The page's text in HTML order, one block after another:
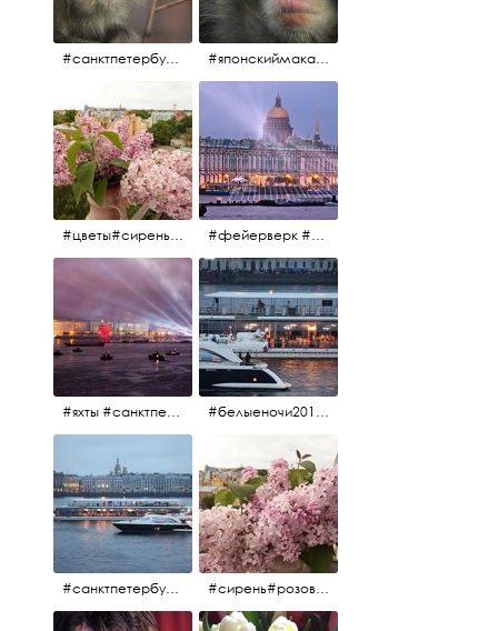
#санктпетербург #macacafuscata #macaca #ленинградскийзоопарк #снежнаяобезьяна #японскиймакак #макака #зоопарк #японскиймакак#снежнаяобезьяна#приматы#макака#зоопарк#животные#ленинградскийзоопарк#macaca#macacafuscata#санктпетербург
#цветы#сирень #розоваясирень #натюрморт #натюрмортсцветами #весна2012 #пробуждение #фейерверк #салют #парусник #санктпетербург #белыеночи2012 #белыеночи #алыепаруса2012 #алыепаруса #нева
#яхты #санктпетербург #нева #белыеночи2012 #алыепаруса #алыепаруса2012#парусник#салют#фейерверк #белыеночи2012 #белыеночи #2012 #нева #санктпетербург #яхты
#санктпетербург #нева#яхты#2012 #белыеночи#белыеночи2012 #сирень#розоваясирень#натюрморт#натюрмортсцветами#2012#весна2012